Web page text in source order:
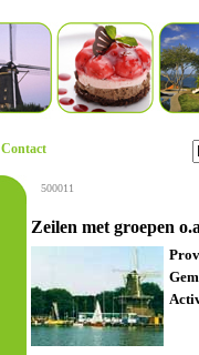
Contact
500011
Zeilen met groepen